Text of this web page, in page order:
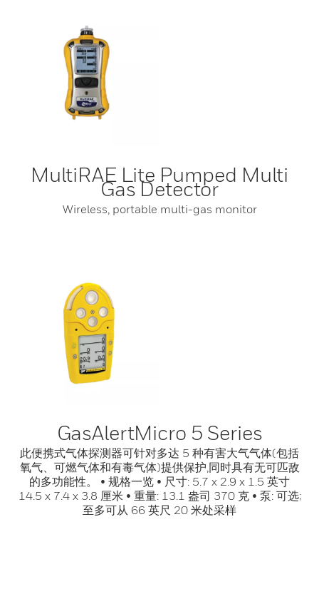
MultiRAE Lite Pumped Multi
Gas Detector
Wireless, portable multi-gas monitor
GasAlertMicro 5 Series
此便携式气体探测器可针对多达 5 种有害大气气体(包括
氧气、可燃气体和有毒气体)提供保护,同时具有无可匹敌
的多功能性。 • 规格一览 • 尺寸: 5.7 x 2.9 x 1.5 英寸
14.5 x 7.4 x 3.8 厘米 • 重量: 13.1 盎司 370 克 • 泵: 可选;
至多可从 66 英尺 20 米处采样